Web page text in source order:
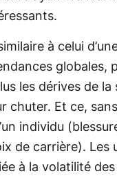
à celui
globales,
les dérives de
chuter. Et ce,
individu
de carrière). Les
à la volatilité